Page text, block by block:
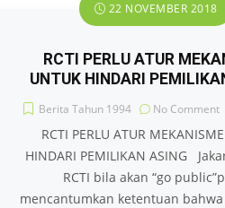
22 NOVEMBER 2018
RCTI PERLU ATUR
UNTUK HINDARI
Berita Tahun 1994 No Comment
RCTI PERLU ATUR
HINDARI PEMILIKAN ASING
RCTI bila akan “go
mencantumkan ketentuan